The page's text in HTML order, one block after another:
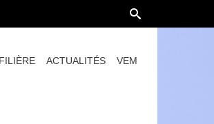
ACTUALITÉS VEM